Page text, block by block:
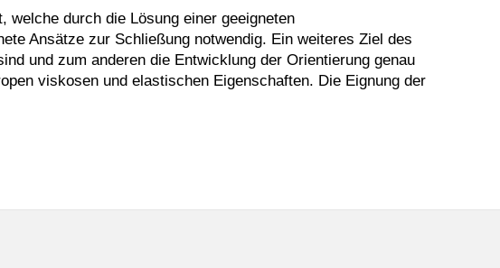
welche durch die Lösung einer geeigneten
Ansätze zur Schließung notwendig. Ein weiteres Ziel des
und zum anderen die Entwicklung der Orientierung genau
viskosen und elastischen Eigenschaften. Die Eignung der